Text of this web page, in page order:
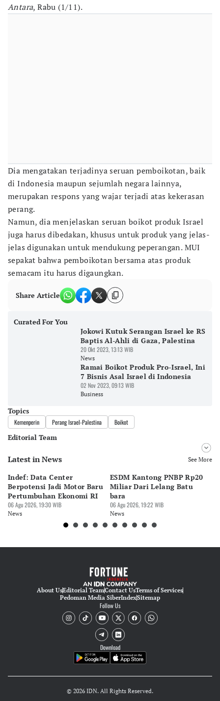
Antara, Rabu (1/11).
Dia mengatakan terjadinya seruan pemboikotan, baik
di Indonesia maupun sejumlah negara lainnya,
merupakan respons yang wajar terjadi atas kekerasan
perang.
Namun, dia menjelaskan seruan boikot produk Israel
juga harus dibedakan, khusus untuk produk yang jelas-
jelas digunakan untuk mendukung peperangan. MUI
sepakat bahwa pemboikotan bersama atas produk
semacam itu harus digaungkan.
Share Article
Curated For You
Jokowi Kutuk Serangan Israel ke RS
Baptis Al-Ahli di Gaza, Palestina
20 Okt 2023, 13:13 WIB
News
Ramai Boikot Produk Pro-Israel, Ini
7 Bisnis Asal Israel di Indonesia
02 Nov 2023, 09:13 WIB
Business
Topics
Kemenperin Perang Israel-Palestina Boikot
Editorial Team
Editor
Editor
Eko Wahyudi
Latest in News See More
Indef: Data Center
Berpotensi Jadi Motor Baru
Pertumbuhan Ekonomi RI
06 Agu 2026, 19:30 WIB
News
ESDM Kantong PNBP Rp20
Miliar Dari Lelang Batu
bara
06 Agu 2026, 19:22 WIB
News
About UsEditorial TeamContact UsTerms of Services
Pedoman Media SiberIndexSitemap
Follow Us
Download
© 2026 IDN. All Rights Reserved.